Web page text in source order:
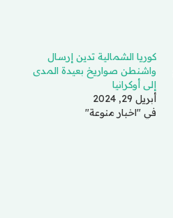
كوريا الشمالية تدين إرسال
واشنطن صواريخ بعيدة المدى
إلى أوكرانيا
أبريل 29, 2024
في "اخبار منوعة"